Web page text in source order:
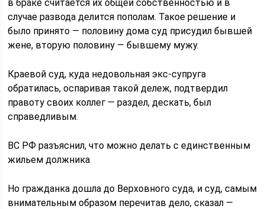
в браке считается их общей собственностью и в
случае развода делится пополам. Такое решение и
было принято — половину дома суд присудил бывшей
жене, вторую половину — бывшему мужу.
Краевой суд, куда недовольная экс-супруга
обратилась, оспаривая такой дележ, подтвердил
правоту своих коллег — раздел, дескать, был
справедливым.
ВС РФ разъяснил, что можно делать с единственным
жильем должника
Но гражданка дошла до Верховного суда, и суд, самым
внимательным образом перечитав дело, сказал —